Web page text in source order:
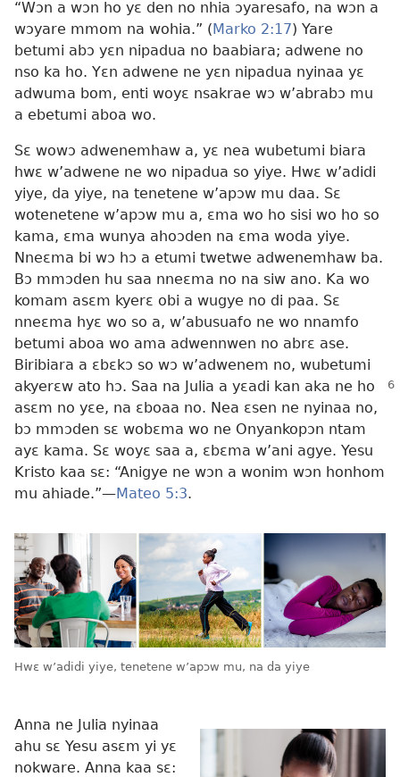
“Wɔn a wɔn ho yɛ den no nhia ɔyaresafo, na wɔn a
wɔyare mmom na wohia.” ( Marko 2:17) Yare
betumi abɔ yɛn nipadua no baabiara; adwene no
nso ka ho. Yɛn adwene ne yɛn nipadua nyinaa yɛ
adwuma bom, enti woyɛ nsakrae wɔ w’abrabɔ mu
a ebetumi aboa wo.
Sɛ wowɔ adwenemhaw a, yɛ nea wubetumi biara
hwɛ w’adwene ne wo nipadua so yiye. Hwɛ w’adidi
yiye, da yiye, na tenetene w’apɔw mu daa. Sɛ
wotenetene w’apɔw mu a, ɛma wo ho sisi wo ho so
kama, ɛma wunya ahoɔden na ɛma woda yiye.
Nneɛma bi wɔ hɔ a etumi twetwe adwenemhaw ba.
Bɔ mmɔden hu saa nneɛma no na siw ano. Ka wo
komam asɛm kyerɛ obi a wugye no di paa. Sɛ
nneɛma hyɛ wo so a, w’abusuafo ne wo nnamfo
betumi aboa wo ama adwennwen no abrɛ ase.
Biribiara a ɛbɛkɔ so wɔ w’adwenem no, wubetumi
akyerɛw ato hɔ. Saa na Julia a yɛadi kan aka ne ho
asɛm no yɛe, na ɛboaa no. Nea ɛsen ne nyinaa no,
bɔ mmɔden sɛ wobɛma wo ne Onyankopɔn ntam
ayɛ kama. Sɛ woyɛ saa a, ɛbɛma w’ani agye. Yesu
Kristo kaa sɛ: “Anigye ne wɔn a wonim wɔn honhom
mu ahiade.”—Mateo 5:3.
Hwɛ w’adidi yiye, tenetene w’apɔw mu, na da yiye
Anna ne Julia nyinaa
ahu sɛ Yesu asɛm yi yɛ
nokware. Anna kaa sɛ: